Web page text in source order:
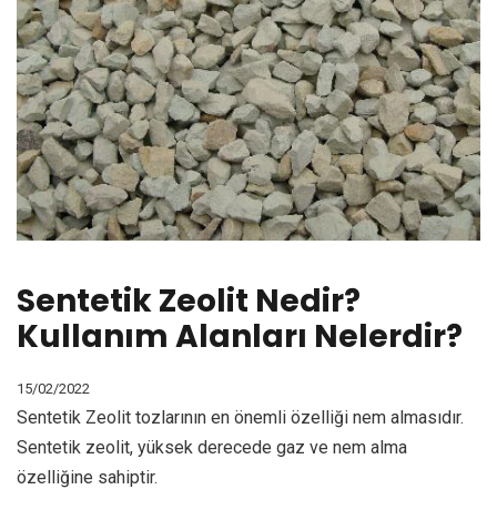
Sentetik Zeolit Nedir?
Kullanım Alanları Nelerdir?
15/02/2022
Sentetik Zeolit tozlarının en önemli özelliği nem almasıdır.
Sentetik zeolit, yüksek derecede gaz ve nem alma
özelliğine sahiptir.